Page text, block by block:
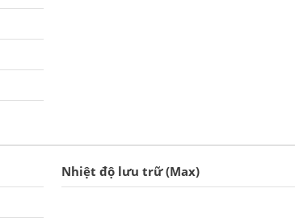
Nhiệt độ lưu trữ (Max)